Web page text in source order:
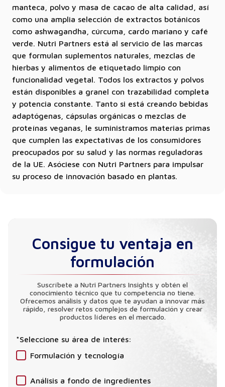
manteca, polvo y masa de cacao de alta calidad, así
como una amplia selección de extractos botánicos
como ashwagandha, cúrcuma, cardo mariano y café
verde. Nutri Partners está al servicio de las marcas
que formulan suplementos naturales, mezclas de
hierbas y alimentos de etiquetado limpio con
funcionalidad vegetal. Todos los extractos y polvos
están disponibles a granel con trazabilidad completa
y potencia constante. Tanto si está creando bebidas
adaptógenas, cápsulas orgánicas o mezclas de
proteínas veganas, le suministramos materias primas
que cumplen las expectativas de los consumidores
preocupados por su salud y las normas reguladoras
de la UE. Asóciese con Nutri Partners para impulsar
su proceso de innovación basado en plantas.
Consigue tu ventaja en
formulación
Suscríbete a Nutri Partners Insights y obtén el
conocimiento técnico que tu competencia no tiene.
Ofrecemos análisis y datos que te ayudan a innovar más
rápido, resolver retos complejos de formulación y crear
productos líderes en el mercado.
*Seleccione su área de interés:
Formulación y tecnología
Análisis a fondo de ingredientes